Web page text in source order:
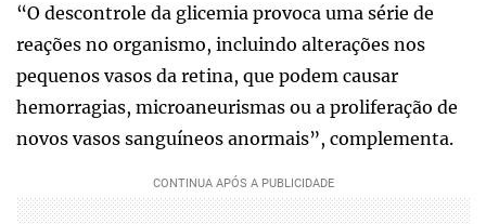
“O descontrole da glicemia provoca uma série de
reações no organismo, incluindo alterações nos
pequenos vasos da retina, que podem causar
hemorragias, microaneurismas ou a proliferação de
novos vasos sanguíneos anormais”, complementa.